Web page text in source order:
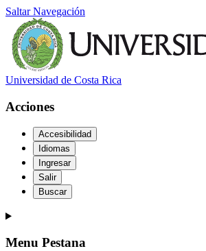
Saltar Navegación
Universidad de Costa Rica
Acciones
Accesibilidad
Idiomas
Ingresar
Salir
Buscar
Menu Pestana